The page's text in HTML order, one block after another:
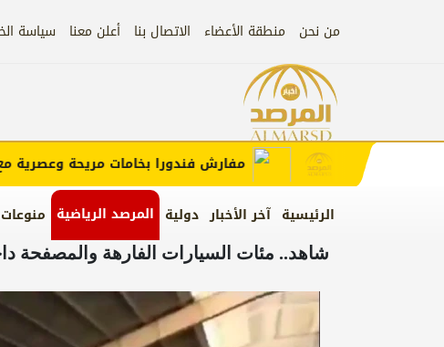
من نحن منطقة الأعضاء الاتصال بنا أعلن معنا سياسة
الرئيسية آخر الأخبار دولية المرصد الرياضية منوعات
مفارش فندورا بخامات مريحة وعصرية مع
شاهد.. مئات السيارات الفارهة